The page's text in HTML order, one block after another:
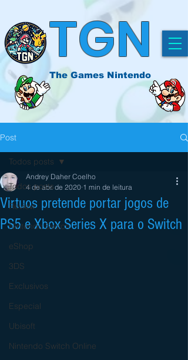
TGN
The Games Nintendo
Post
Todos posts
Review
Nintendo Switch
eShop
3DS
Exclusivos
Especial
Ubisoft
Nintendo Switch Online
Todos posts
Virtuos pretende portar jogos de
PS5 e Xbox Series X para o Switch
Andrey Daher Coelho
4 de abr. de 2020 1 min de leitura